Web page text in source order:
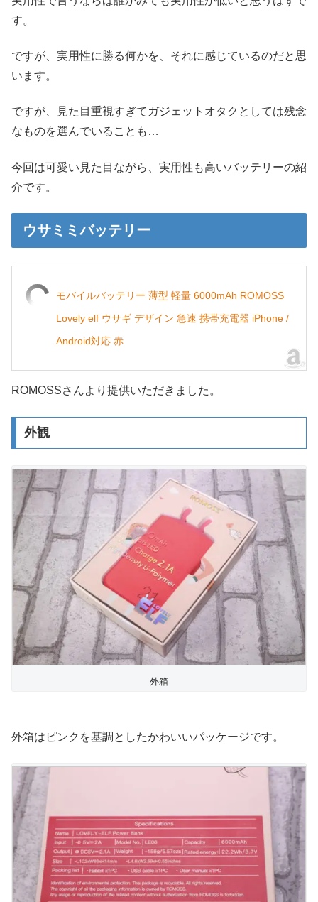
す。
ですが、実用性に勝る何かを、それに感じているのだと思
います。
ですが、見た目重視すぎてガジェットオタクとしては残念
なものを選んでいることも…
今回は可愛い見た目ながら、実用性も高いバッテリーの紹
介です。
ウサミミバッテリー
モバイルバッテリー 薄型 軽量 6000mAh ROMOSS
Lovely elf ウサギ デザイン 急速 携帯充電器 iPhone /
Android対応 赤
ROMOSSさんより提供いただきました。
外観
外箱
外箱はピンクを基調としたかわいいパッケージです。